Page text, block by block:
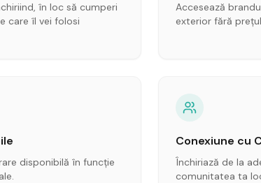
în loc să cumperi
care îl vei folosi
Accesează
exterior fără
disponibilă în funcție
Conexiune cu
Închiriază de la
comunitatea ta